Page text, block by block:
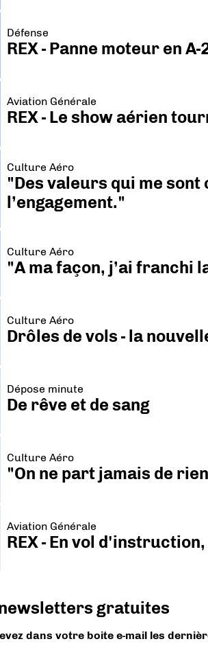
Défense
REX - Panne moteur en
Aviation Générale
REX - Le show aérien
Culture Aéro
"Des valeurs qui me
l’engagement."
Culture Aéro
"A ma façon, j’ai franchi
Culture Aéro
Drôles de vols - la
Dépose minute
De rêve et de sang
Culture Aéro
"On ne part jamais de
Aviation Générale
REX - En vol
gratuites
dans votre boite e-mail les